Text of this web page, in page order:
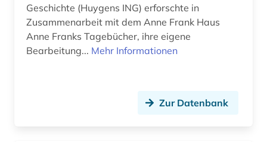
forschung (1)
forschungseinrichtung (1)
forschungsprojekt (1)
frankfurter allgemeine (1)
frankreich (1)
Geschichte (Huygens ING) erforschte in
Zusammenarbeit mit dem Anne Frank Haus
Anne Franks Tagebücher, ihre eigene
Bearbeitung... Mehr Informationen
Zur Datenbank